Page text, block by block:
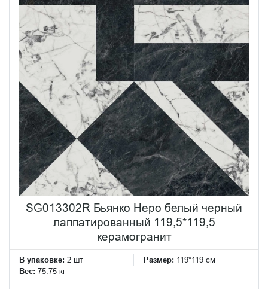
SG013302R Бьянко Неро белый черный
лаппатированный 119,5*119,5
керамогранит
В упаковке: 2 шт Размер: 119*119 см
Вес: 75.75 кг